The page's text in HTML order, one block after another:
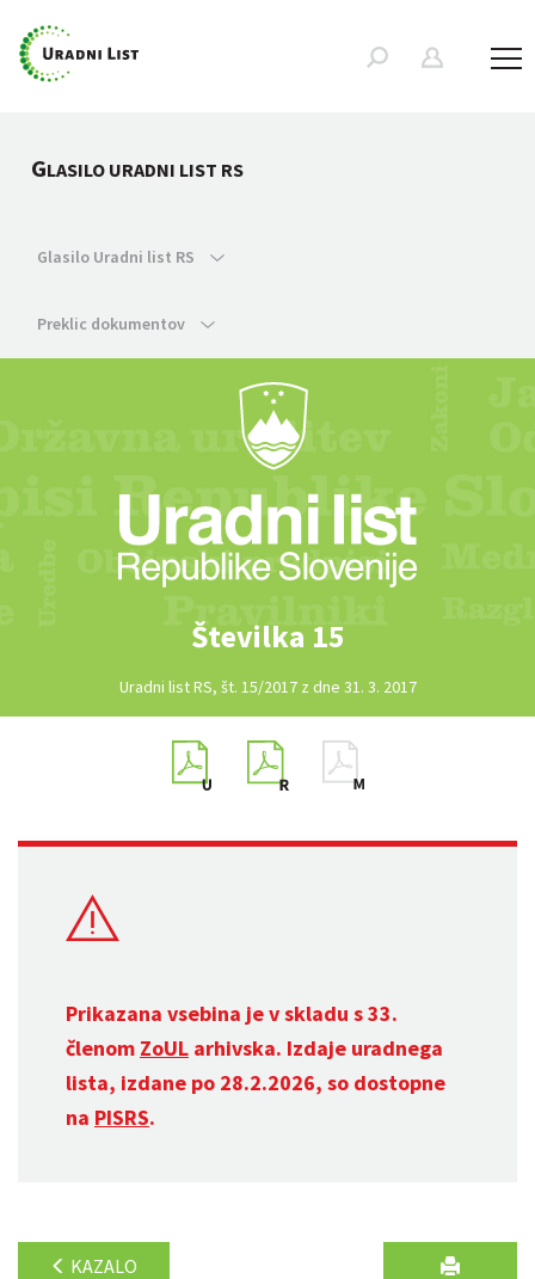
GLASILO URADNI LIST RS
Glasilo Uradni list RS
Preklic dokumentov
Številka 15
Uradni list RS, št. 15/2017 z dne 31. 3. 2017
Prikazana vsebina je v skladu s 33.
členom ZoUL arhivska. Izdaje uradnega
lista, izdane po 28.2.2026, so dostopne
na PISRS.
KAZALO